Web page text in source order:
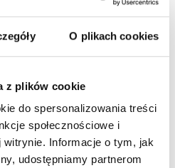
O plikach cookies
z plików cookie
do spersonalizowania treści
społecznościowe i
Informacje o tym, jak
udostępniamy partnerom
od kilku zmiennych naraz: ile
maszyna, przez ile lat jest
i ile kapitału można